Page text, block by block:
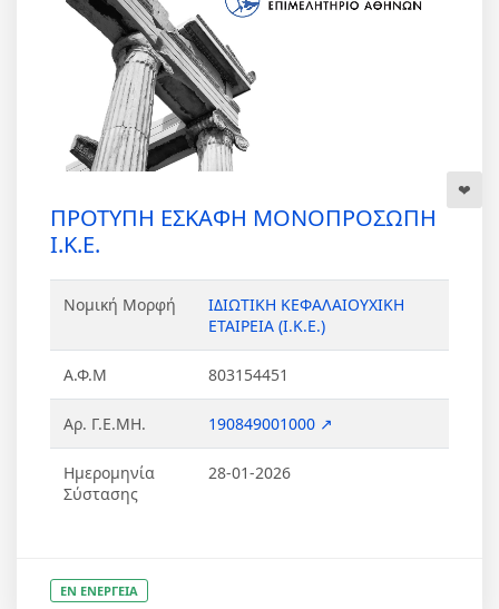
ΠΡΟΤΥΠΗ ΕΣΚΑΦΗ ΜΟΝΟΠΡΟΣΩΠΗ
Ι.Κ.Ε.
Νομική Μορφή
ΙΔΙΩΤΙΚΗ ΚΕΦΑΛΑΙΟΥΧΙΚΗ
ΕΤΑΙΡΕΙΑ (Ι.Κ.Ε.)
Α.Φ.Μ 803154451
Αρ. Γ.Ε.ΜΗ. 190849001000 ↗
Ημερομηνία
Σύστασης
28-01-2026
ΕΝ ΕΝΕΡΓΕΙΑ